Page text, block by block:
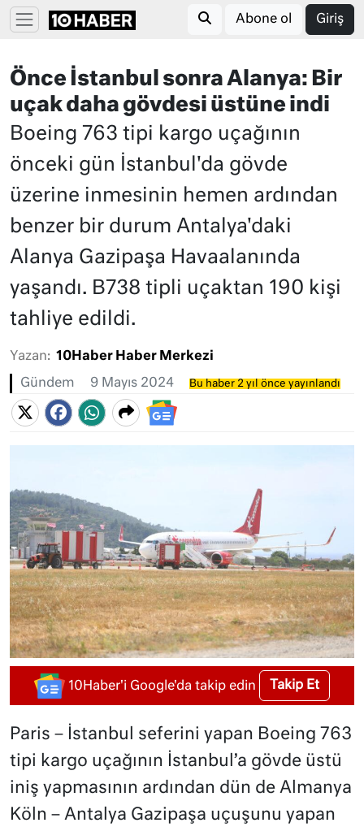
Abone ol Giriş
Önce İstanbul sonra Alanya: Bir
uçak daha gövdesi üstüne indi
Boeing 763 tipi kargo uçağının
önceki gün İstanbul'da gövde
üzerine inmesinin hemen ardından
benzer bir durum Antalya'daki
Alanya Gazipaşa Havaalanında
yaşandı. B738 tipli uçaktan 190 kişi
tahliye edildi.
Yazan: 10Haber Haber Merkezi
Gündem 9 Mayıs 2024 Bu haber 2 yıl önce yayınlandı
10Haber'i Google'da takip edin Takip Et
Paris – İstanbul seferini yapan Boeing 763
tipi kargo uçağının İstanbul’a gövde üstü
iniş yapmasının ardından dün de Almanya
Köln – Antalya Gazipaşa uçuşunu yapan